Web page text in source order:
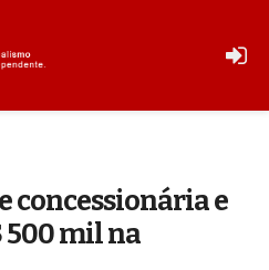
concessionária e
500 mil na